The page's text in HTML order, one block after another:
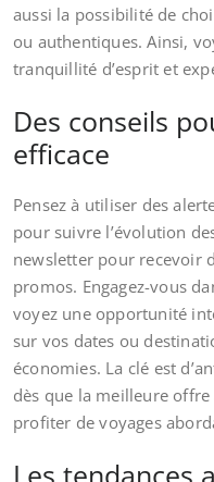
aussi la possibilité de
ou authentiques. Ainsi,
tranquillité d’esprit et
Des conseils
efficace
Pensez à utiliser des
pour suivre l’évolution
newsletter pour recevoir
promos. Engagez-vous
voyez une opportunité
sur vos dates ou
économies. La clé est
dès que la meilleure
profiter de voyages